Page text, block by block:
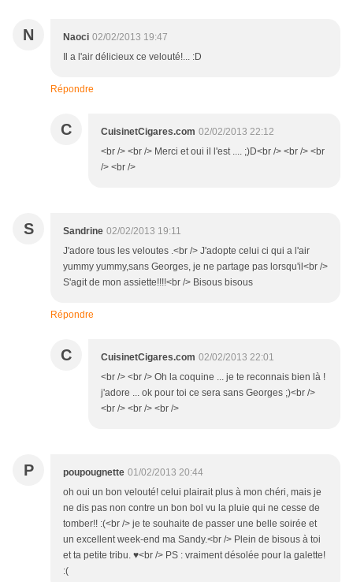
N Naoci 02/02/2013 19:47
Il a l'air délicieux ce velouté!... :D
Répondre
C CuisinetCigares.com 02/02/2013 22:12
<br /> <br /> Merci et oui il l'est .... ;)D<br /> <br /> <br
/> <br />
S Sandrine 02/02/2013 19:11
J'adore tous les veloutes .<br /> J'adopte celui ci qui a l'air
yummy yummy,sans Georges, je ne partage pas lorsqu'il<br />
S'agit de mon assiette!!!!<br /> Bisous bisous
Répondre
C CuisinetCigares.com 02/02/2013 22:01
<br /> <br /> Oh la coquine ... je te reconnais bien là !
j'adore ... ok pour toi ce sera sans Georges ;)<br />
<br /> <br /> <br />
P poupougnette 01/02/2013 20:44
oh oui un bon velouté! celui plairait plus à mon chéri, mais je
ne dis pas non contre un bon bol vu la pluie qui ne cesse de
tomber!! :(<br /> je te souhaite de passer une belle soirée et
un excellent week-end ma Sandy.<br /> Plein de bisous à toi
et ta petite tribu. ♥<br /> PS : vraiment désolée pour la galette!
:(